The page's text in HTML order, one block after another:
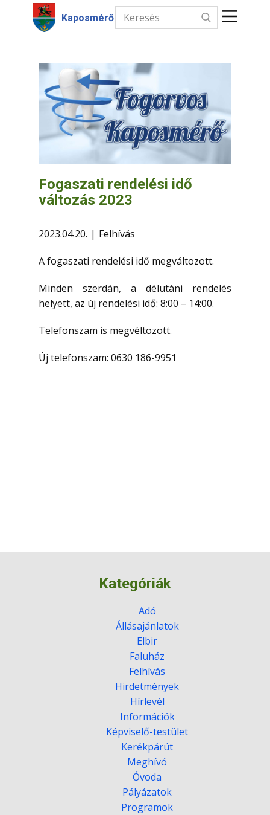
Kaposmérő
Hírek
Intézmények
Információk
Kapcsolat
Fogaszati rendelési idő
változás 2023
2023.04.20. Felhívás
A fogaszati rendelési idő megváltozott.
Minden szerdán, a délutáni rendelés
helyett, az új rendelési idő: 8:00 – 14:00.
Telefonszam is megvéltozott.
Új telefonszam: 0630 186-9951
Kategóriák
Adó
Állásajánlatok
Elbir
Faluház
Felhívás
Hirdetmények
Hírlevél
Információk
Képviselő-testület
Kerékpárút
Meghívó
Óvoda
Pályázatok
Programok